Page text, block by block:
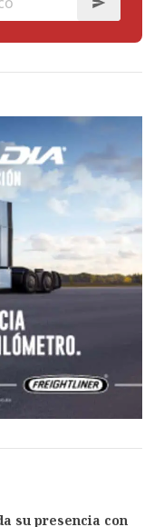
su presencia con